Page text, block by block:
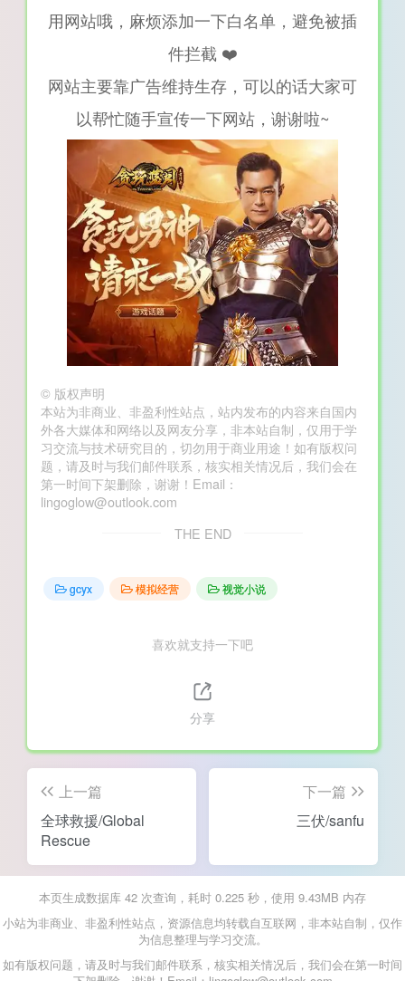
用网站哦，麻烦添加一下白名单，避免被插
件拦截 ❤️
网站主要靠广告维持生存，可以的话大家可
以帮忙随手宣传一下网站，谢谢啦~
© 版权声明
本站为非商业、非盈利性站点，站内发布的内容来自国内
外各大媒体和网络以及网友分享，非本站自制，仅用于学
习交流与技术研究目的，切勿用于商业用途！如有版权问
题，请及时与我们邮件联系，核实相关情况后，我们会在
第一时间下架删除，谢谢！Email：
lingoglow@outlook.com
THE END
gcyx 模拟经营 视觉小说
喜欢就支持一下吧
分享
上一篇
全球救援/Global
Rescue
下一篇
三伏/sanfu
本页生成数据库 42 次查询，耗时 0.225 秒，使用 9.43MB 内存
小站为非商业、非盈利性站点，资源信息均转载自互联网，非本站自制，仅作
为信息整理与学习交流。
如有版权问题，请及时与我们邮件联系，核实相关情况后，我们会在第一时间